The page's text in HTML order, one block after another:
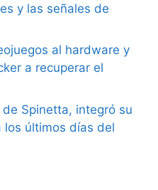
y las señales de
al hardware y
a recuperar el
Spinetta, integró su
últimos días del